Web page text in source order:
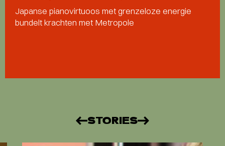
Japanse pianovirtuoos met grenzeloze energie
bundelt krachten met Metropole
STORIES